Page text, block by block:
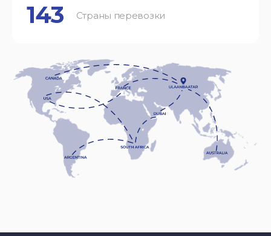
143 Страны перевозки